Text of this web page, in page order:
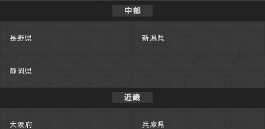
中部
長野県 新潟県
静岡県
近畿
大阪府 兵庫県